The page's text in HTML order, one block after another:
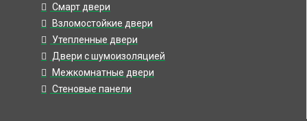
Смарт двери
Взломостойкие двери
Утепленные двери
Двери с шумоизоляцией
Межкомнатные двери
Стеновые панели